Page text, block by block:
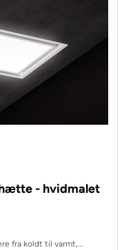
- hvidmalet
fra koldt til varmt,